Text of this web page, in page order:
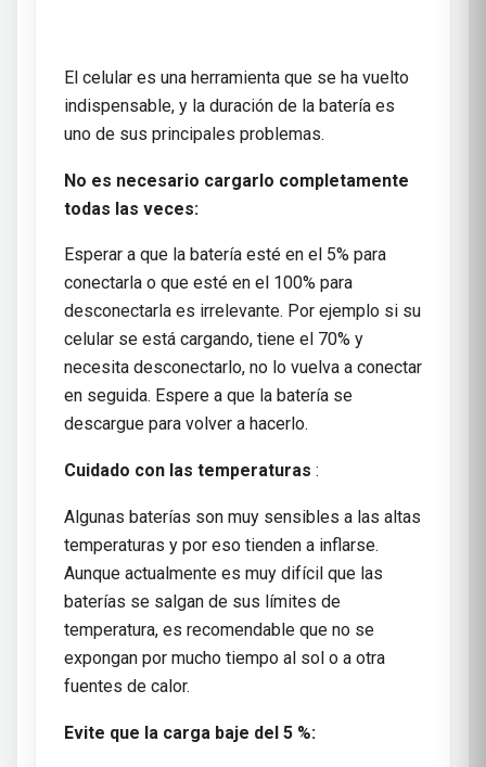
El celular es una herramienta que se ha vuelto
indispensable, y la duración de la batería es
uno de sus principales problemas.
No es necesario cargarlo completamente
todas las veces:
Esperar a que la batería esté en el 5% para
conectarla o que esté en el 100% para
desconectarla es irrelevante. Por ejemplo si su
celular se está cargando, tiene el 70% y
necesita desconectarlo, no lo vuelva a conectar
en seguida. Espere a que la batería se
descargue para volver a hacerlo.
Cuidado con las temperaturas :
Algunas baterías son muy sensibles a las altas
temperaturas y por eso tienden a inflarse.
Aunque actualmente es muy difícil que las
baterías se salgan de sus límites de
temperatura, es recomendable que no se
expongan por mucho tiempo al sol o a otra
fuentes de calor.
Evite que la carga baje del 5 %: